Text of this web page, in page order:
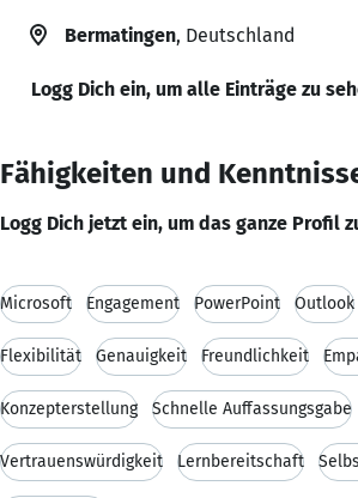
Bermatingen, Deutschland
Logg Dich ein, um alle Einträge zu
Fähigkeiten und
Logg Dich jetzt ein, um das ganze Profil
Microsoft Engagement PowerPoint Outlook
Flexibilität Genauigkeit Freundlichkeit
Konzepterstellung Schnelle Auffassungsgabe
Vertrauenswürdigkeit Lernbereitschaft